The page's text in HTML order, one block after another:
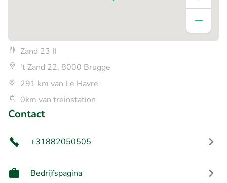
Zand 23 II
't Zand 22, 8000 Brugge
291 km van Le Havre
0km van treinstation
Contact
+31882050505
Bedrijfspagina